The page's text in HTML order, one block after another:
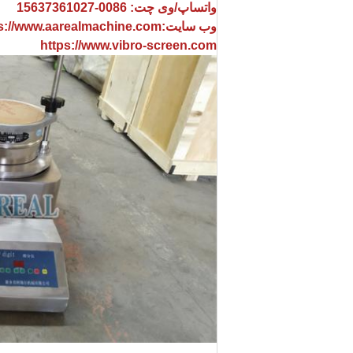
واتساپ/وی چت: 0086-15637361027
وب سایت:www.aarealmachine.com
https://www.vibro-screen.com